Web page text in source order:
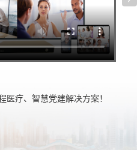
医疗、智慧党建解决方案！